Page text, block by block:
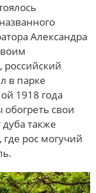
Александра
в парке
1918 года
свои
также
где рос могучий